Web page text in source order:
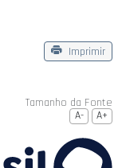
Imprimir
Tamanho da Fonte
A- A+